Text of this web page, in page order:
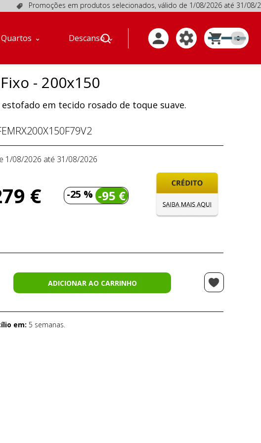
Promoções em produtos selecionados, válido de 1/08/2026 até 31/
Quartos Descanso 0
- 200x150
em tecido rosado de toque suave.
1/08/2026 até 31/08/2026
€ -25 % -95 €
ADICIONAR AO CARRINHO
em: 5 semanas.